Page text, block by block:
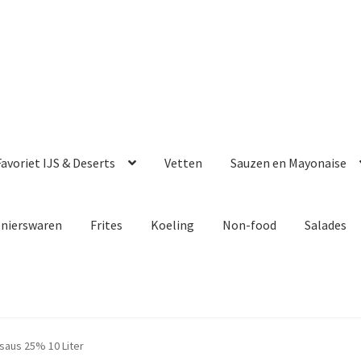
IJS & Deserts Vetten Sauzen en Mayonaise
Frites Koeling Non-food Salades
25% 10 Liter